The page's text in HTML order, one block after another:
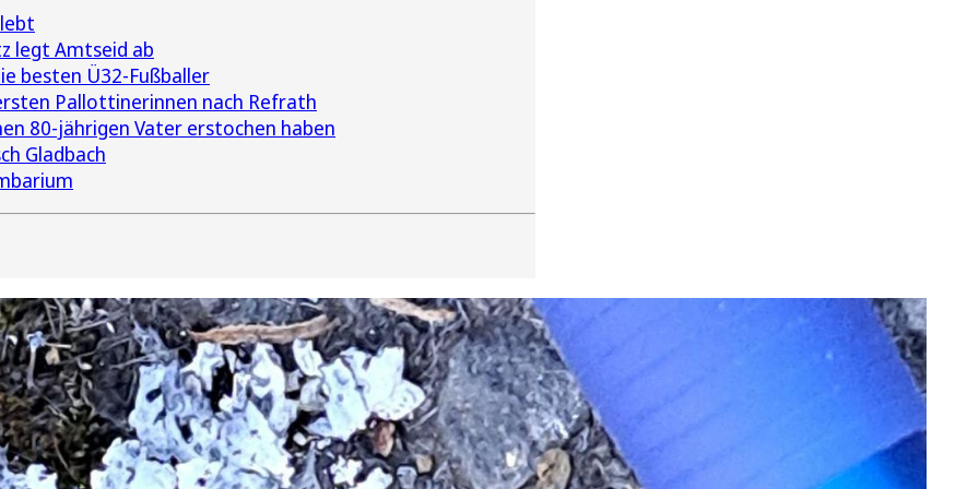
legt Amtseid ab
besten Ü32-Fußballer
Pallottinerinnen nach Refrath
80-jährigen Vater erstochen haben
Gladbach